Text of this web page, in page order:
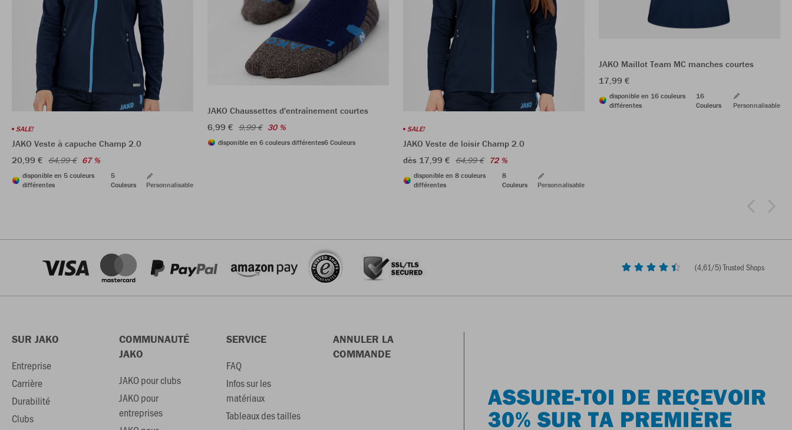
SALE!
JAKO Veste à capuche Champ 2.0
20,99 € 64,99 € 67 %
disponible en 5 couleurs
différentes
5
Couleurs
Personnalisable
JAKO Chaussettes d'entraînement courtes
6,99 € 9,99 € 30 %
disponible en 6 couleurs différentes6 Couleurs
SALE!
JAKO Veste de loisir Champ 2.0
dès 17,99 € 64,99 € 72 %
disponible en 8 couleurs
différentes
8
Couleurs
Personnalisable
JAKO Maillot Team MC manches courtes
17,99 €
disponible en 16 couleurs
différentes
16
Couleurs
Personnalisable
(4,61/5) Trusted Shops
SUR JAKO
Entreprise
Carrière
Durabilité
Clubs
COMMUNAUTÉ
JAKO
JAKO pour clubs
JAKO pour
entreprises
SERVICE
FAQ
Infos sur les
matériaux
Tableaux des tailles
ANNULER LA
COMMANDE
ASSURE-TOI DE RECEVOIR
30% SUR TA PREMIÈRE